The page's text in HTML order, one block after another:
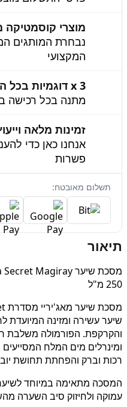
מוצרי קוסמטיקה
נבחרת המותגים
המקצועי
3 x דוגמיות בכל הזמנה
מתנה בכל רכישה
זמינות מלאה וייעוץ
אנחנו כאן כדי
פשרות
תשלום מאובטח:
תיאור
250 מ"ל
שיער עשירה ומזינה המיועדת
והקרקפת. הפורמולה משלבת
ומינרלים מים המלח
רכות וברק והפחתת תחושת
המסכה מתאימה במיוחד לשיער
עמוקה ולחיזוק סיב השערה